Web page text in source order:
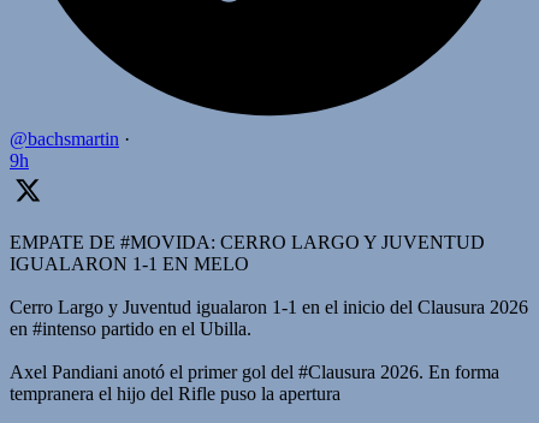
@bachsmartin ·
9h
EMPATE DE #MOVIDA: CERRO LARGO Y JUVENTUD
IGUALARON 1-1 EN MELO
Cerro Largo y Juventud igualaron 1-1 en el inicio del Clausura 2026
en #intenso partido en el Ubilla.
Axel Pandiani anotó el primer gol del #Clausura 2026. En forma
tempranera el hijo del Rifle puso la apertura